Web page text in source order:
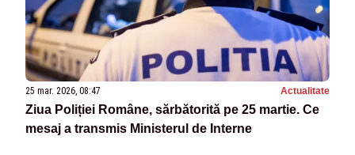
25 mar. 2026, 08:47 Actualitate
Ziua Poliției Române, sărbătorită pe 25 martie. Ce
mesaj a transmis Ministerul de Interne